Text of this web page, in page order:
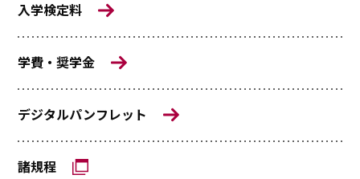
入学検定料
学費・奨学金
デジタルパンフレット
諸規程